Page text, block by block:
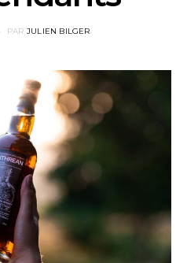
PAR JULIEN BILGER